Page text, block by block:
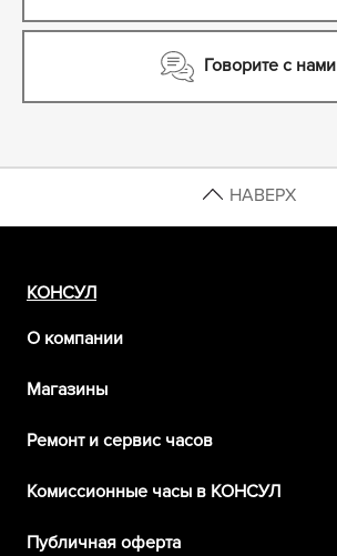
Говорите с нами
НАВЕРХ
КОНСУЛ
О компании
Магазины
Ремонт и сервис часов
Комиссионные часы в КОНСУЛ
Публичная оферта